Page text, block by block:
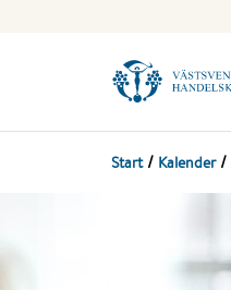
Start Kalender